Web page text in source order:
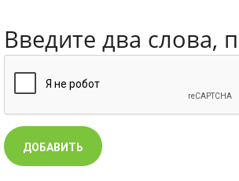
Введите два слова,